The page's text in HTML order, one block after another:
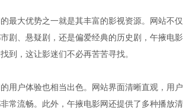
最大优势之一就是其丰富的影视资源。网站不
剧、悬疑剧，还是偏爱经典的历史剧，午掖电
到，这让影迷们不必再苦苦寻找。
用户体验也相当出色。网站界面清晰直观，用
常流畅。此外，午掖电影网还提供了多种播放